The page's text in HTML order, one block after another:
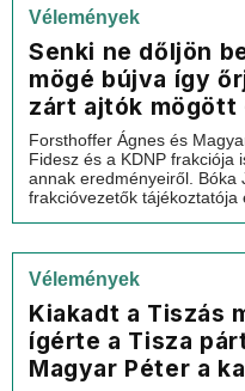
Vélemények
Senki ne dőljön
mögé bújva így
zárt ajtók mögött
Forsthoffer Ágnes és
Fidesz és a KDNP frakciója
annak eredményeiről. Bóka
frakcióvezetők tájékoztatója
Vélemények
Kiakadt a Tiszás
ígérte a Tisza
Magyar Péter a